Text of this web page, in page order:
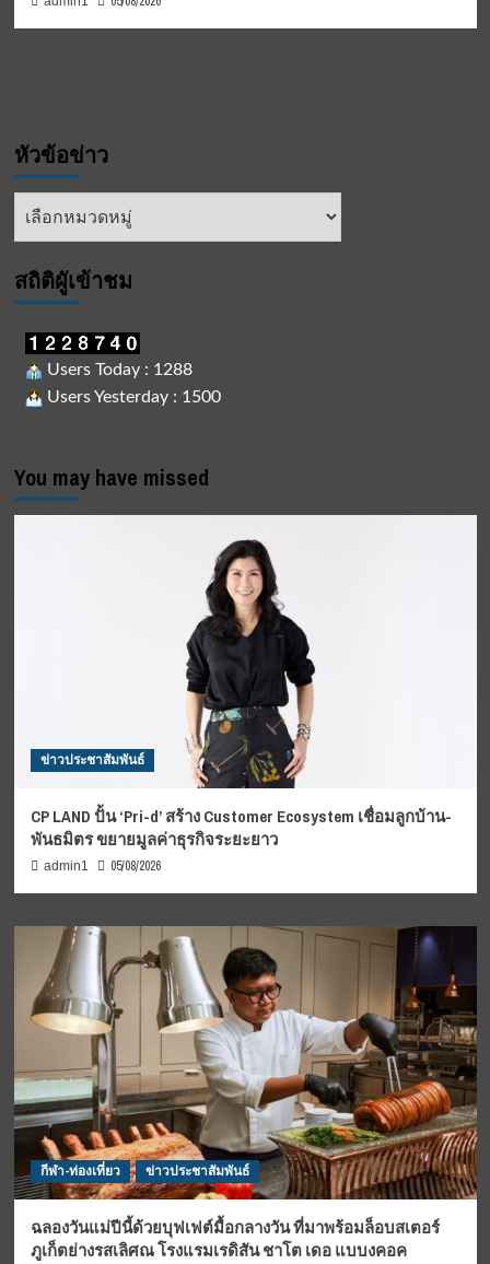
หัวข้อข่าว
หัวข้อ
สถิติผูัเข้าชม
Users Today : 1288
Users Yesterday : 1500
You may have missed
ข่าวประชาสัมพันธ์
CP LAND ปั้น ‘Pri-d’ สร้าง Customer Ecosystem เชื่อมลูกบ้าน-
พันธมิตร ขยายมูลค่าธุรกิจระยะยาว
admin1 05/08/2026
กีฬา-ท่องเที่ยว ข่าวประชาสัมพันธ์
ฉลองวันแม่ปีนี้ด้วยบุฟเฟต์มื้อกลางวัน ที่มาพร้อมล็อบสเตอร์
ภูเก็ตย่างรสเลิศณ โรงแรมเรดิสัน ชาโต เดอ แบบงคอค